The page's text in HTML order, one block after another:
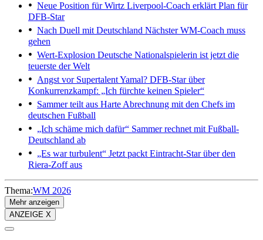
Neue Position für Wirtz Liverpool-Coach erklärt Plan für
DFB-Star
Nach Duell mit Deutschland Nächster WM-Coach muss
gehen
Wert-Explosion Deutsche Nationalspielerin ist jetzt die
teuerste der Welt
Angst vor Supertalent Yamal? DFB-Star über
Konkurrenzkampf: „Ich fürchte keinen Spieler“
Sammer teilt aus Harte Abrechnung mit den Chefs im
deutschen Fußball
„Ich schäme mich dafür“ Sammer rechnet mit Fußball-
Deutschland ab
„Es war turbulent“ Jetzt packt Eintracht-Star über den
Riera-Zoff aus
Thema:WM 2026
Mehr anzeigen
ANZEIGE X